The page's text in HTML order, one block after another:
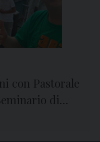
con Pastorale
di